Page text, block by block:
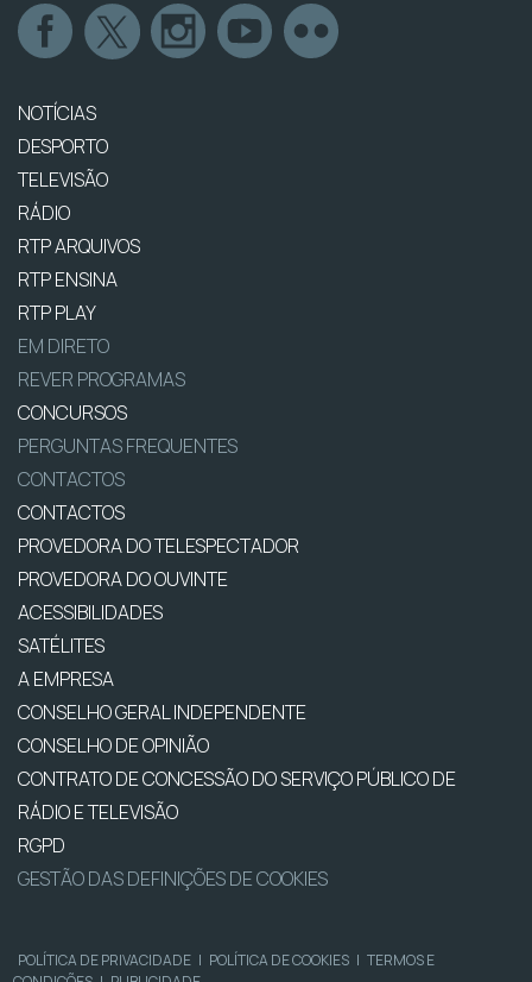
NOTÍCIAS
DESPORTO
TELEVISÃO
RÁDIO
RTP ARQUIVOS
RTP ENSINA
RTP PLAY
EM DIRETO
REVER PROGRAMAS
CONCURSOS
PERGUNTAS FREQUENTES
CONTACTOS
CONTACTOS
PROVEDORA DO TELESPECTADOR
PROVEDORA DO OUVINTE
ACESSIBILIDADES
SATÉLITES
A EMPRESA
CONSELHO GERAL INDEPENDENTE
CONSELHO DE OPINIÃO
CONTRATO DE CONCESSÃO DO SERVIÇO PÚBLICO DE
RÁDIO E TELEVISÃO
RGPD
GESTÃO DAS DEFINIÇÕES DE COOKIES
POLÍTICA DE PRIVACIDADE | POLÍTICA DE COOKIES | TERMOS E